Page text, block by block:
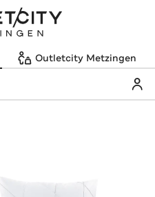
Outletcity Metzingen